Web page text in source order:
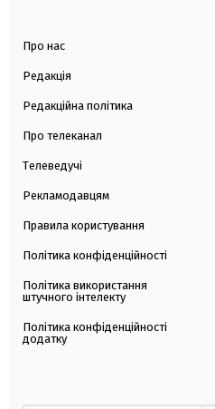
Про нас
Редакція
Редакційна політика
Про телеканал
Телеведучі
Рекламодавцям
Правила користування
Політика конфіденційності
Політика використання
штучного інтелекту
Політика конфіденційності
додатку